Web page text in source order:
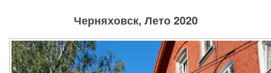
Черняховск, Лето 2020